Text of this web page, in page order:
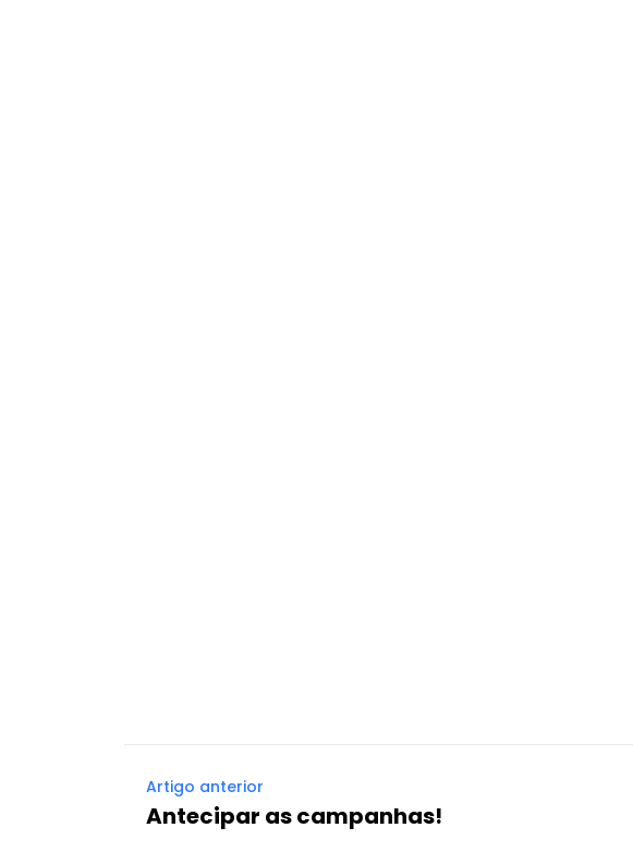
Artigo anterior
Antecipar as campanhas!